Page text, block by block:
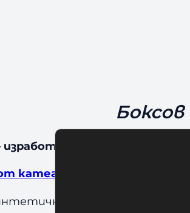
Боксов
изработен от изкуствена
категория Боксов чувал.
кожа е идеален